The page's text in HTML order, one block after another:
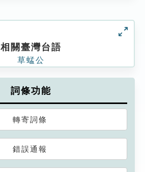
相關臺灣台語
草蜢公
詞條功能
轉寄詞條
錯誤通報